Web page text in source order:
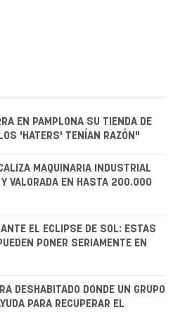
EN PAMPLONA SU TIENDA DE
'HATERS' TENÍAN RAZÓN"
MAQUINARIA INDUSTRIAL
Y VALORADA EN HASTA 200.000
EL ECLIPSE DE SOL: ESTAS
PONER SERIAMENTE EN
DESHABITADO DONDE UN GRUPO
PARA RECUPERAR EL